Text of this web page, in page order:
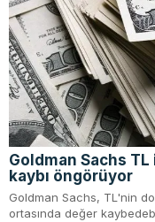
Goldman Sachs
kaybı öngörüyor
Goldman Sachs, TL'nin
ortasında değer